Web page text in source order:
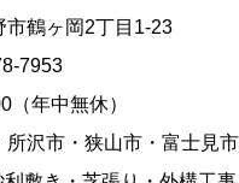
市鶴ヶ岡2丁目1-23
7953
年中無休）
沢市・狭山市・富士見市